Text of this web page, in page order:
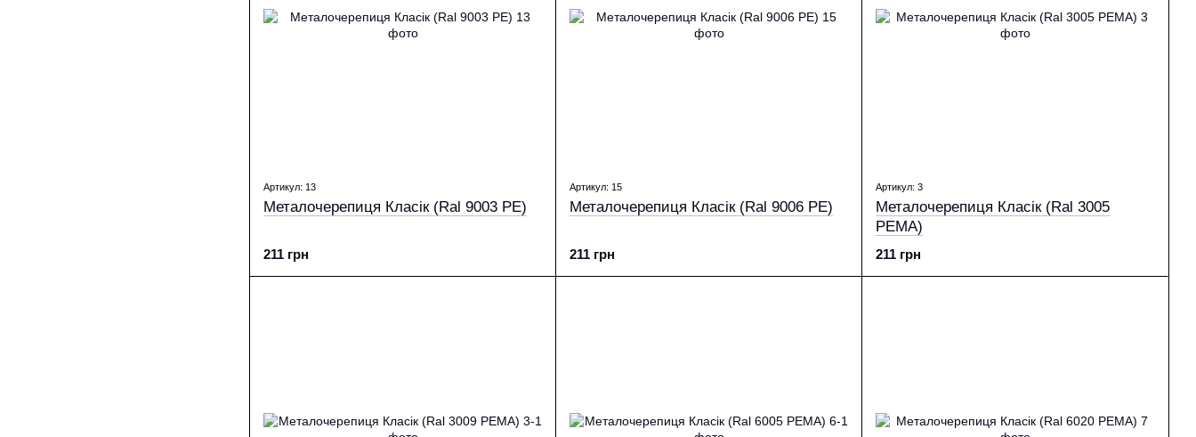
Артикул: 13
Металочерепиця Класік (Ral 9003 PE)
211 грн
Артикул: 15
Металочерепиця Класік (Ral 9006 PE)
211 грн
Артикул: 3
Металочерепиця Класік (Ral 3005
PEМА)
211 грн